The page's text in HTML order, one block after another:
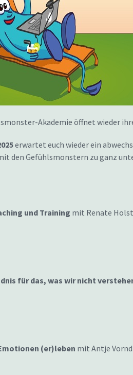
Akademie öffnet wieder
erwartet euch wieder ein
den Gefühlsmonstern zu ganz
und Training mit Renate
für das, was wir nicht
(er)leben mit Antje